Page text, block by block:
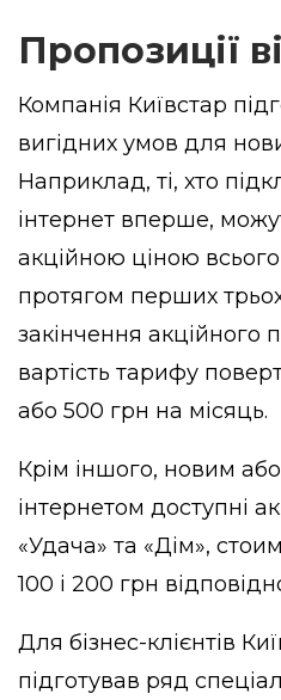
Пропозиції
Компанія Київстар
вигідних умов для
Наприклад, ті, хто
інтернет вперше,
акційною ціною
протягом перших трьох
закінчення акційного
вартість тарифу
або 500 грн на місяць.
Крім іншого, новим
інтернетом доступні
«Удача» та «Дім»,
100 і 200 грн
Для бізнес-клієнтів
підготував ряд